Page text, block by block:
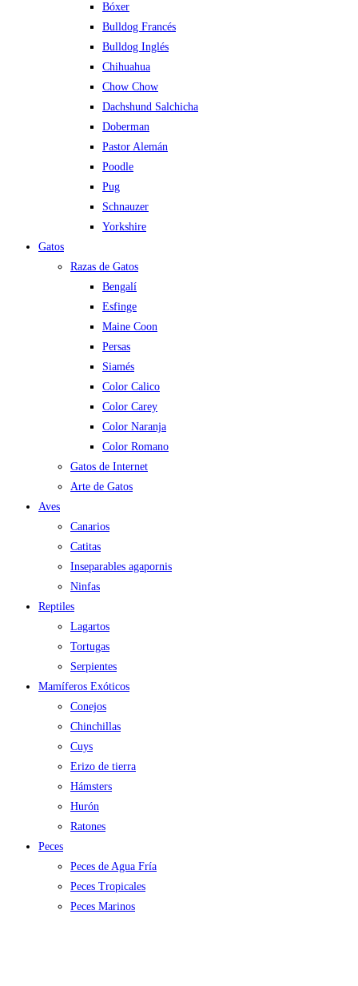
Bóxer
Bulldog Francés
Bulldog Inglés
Chihuahua
Chow Chow
Dachshund Salchicha
Doberman
Pastor Alemán
Poodle
Pug
Schnauzer
Yorkshire
Gatos
Razas de Gatos
Bengalí
Esfinge
Maine Coon
Persas
Siamés
Color Calico
Color Carey
Color Naranja
Color Romano
Gatos de Internet
Arte de Gatos
Aves
Canarios
Catitas
Inseparables agapornis
Ninfas
Reptiles
Lagartos
Tortugas
Serpientes
Mamíferos Exóticos
Conejos
Chinchillas
Cuys
Erizo de tierra
Hámsters
Hurón
Ratones
Peces
Peces de Agua Fría
Peces Tropicales
Peces Marinos